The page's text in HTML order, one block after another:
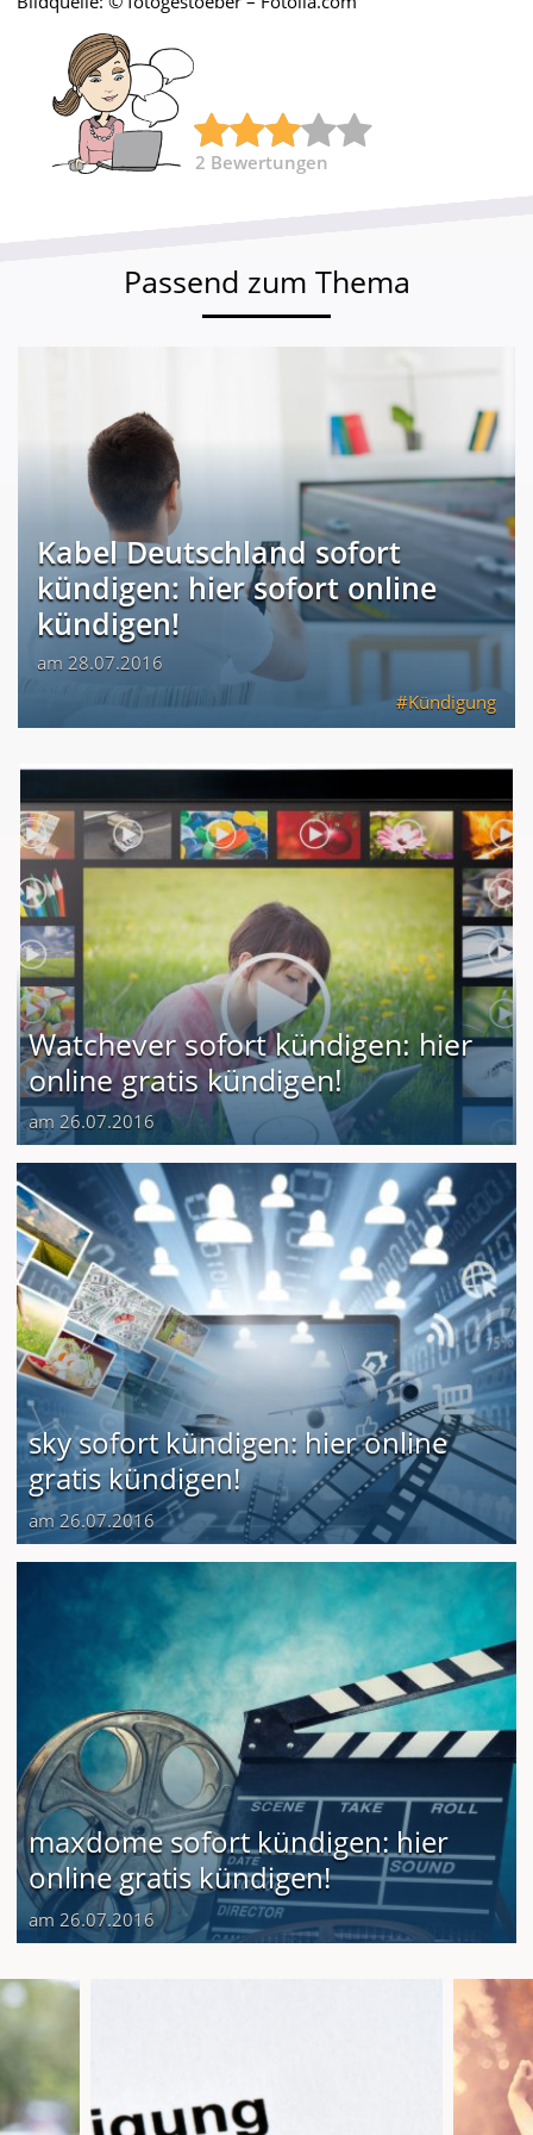
2 Bewertungen
Passend zum Thema
Kabel Deutschland sofort
kündigen: hier sofort online
kündigen!
am 28.07.2016
Kündigung
Watchever sofort kündigen: hier
online gratis kündigen!
am 26.07.2016
sky sofort kündigen: hier online
gratis kündigen!
am 26.07.2016
maxdome sofort kündigen: hier
online gratis kündigen!
am 26.07.2016